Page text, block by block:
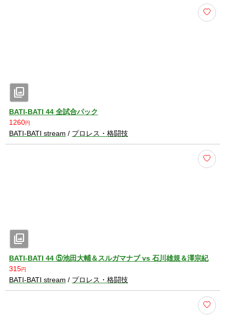
photo_library
BATI-BATI 44 全試合パック
1260円
BATI-BATI stream / プロレス・格闘技
photo_library
BATI-BATI 44 ⑤池田大輔＆スルガマナブ vs 石川雄規＆澤宗紀
315円
BATI-BATI stream / プロレス・格闘技